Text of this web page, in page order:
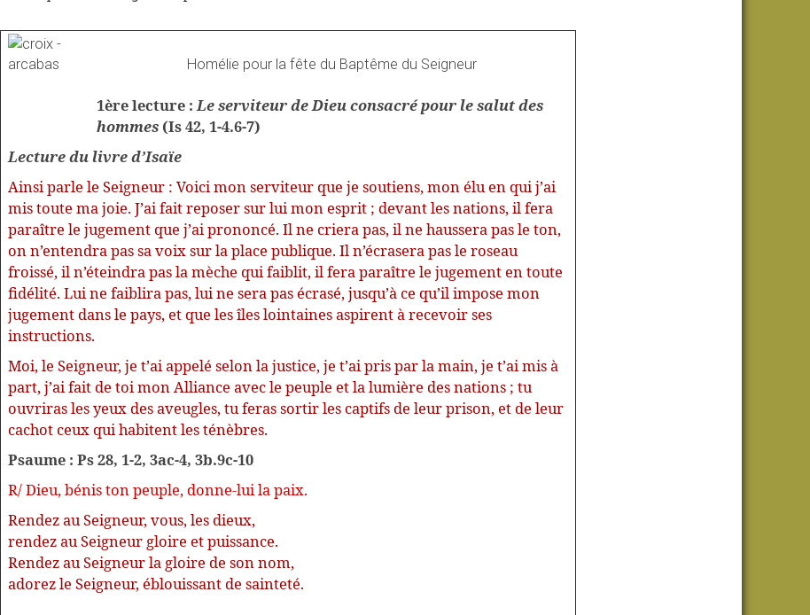
Homélie pour la fête du Baptême du Seigneur
1ère lecture :Le serviteur de Dieu consacré pour le salut des
hommes(Is 42, 1-4.6-7)
Lecture du livre d’Isaïe
Ainsi parle le Seigneur : Voici mon serviteur que je soutiens, mon élu en qui j’ai
mis toute ma joie. J’ai fait reposer sur lui mon esprit ; devant les nations, il fera
paraître le jugement que j’ai prononcé. Il ne criera pas, il ne haussera pas le ton,
on n’entendra pas sa voix sur la place publique. Il n’écrasera pas le roseau
froissé, il n’éteindra pas la mèche qui faiblit, il fera paraître le jugement en toute
fidélité. Lui ne faiblira pas, lui ne sera pas écrasé, jusqu’à ce qu’il impose mon
jugement dans le pays, et que les îles lointaines aspirent à recevoir ses
instructions.
Moi, le Seigneur, je t’ai appelé selon la justice, je t’ai pris par la main, je t’ai mis à
part, j’ai fait de toi mon Alliance avec le peuple et la lumière des nations ; tu
ouvriras les yeux des aveugles, tu feras sortir les captifs de leur prison, et de leur
cachot ceux qui habitent les ténèbres.
Psaume : Ps 28, 1-2, 3ac-4, 3b.9c-10
R/ Dieu, bénis ton peuple, donne-lui la paix.
Rendez au Seigneur, vous, les dieux,
rendez au Seigneur gloire et puissance.
Rendez au Seigneur la gloire de son nom,
adorez le Seigneur, éblouissant de sainteté.